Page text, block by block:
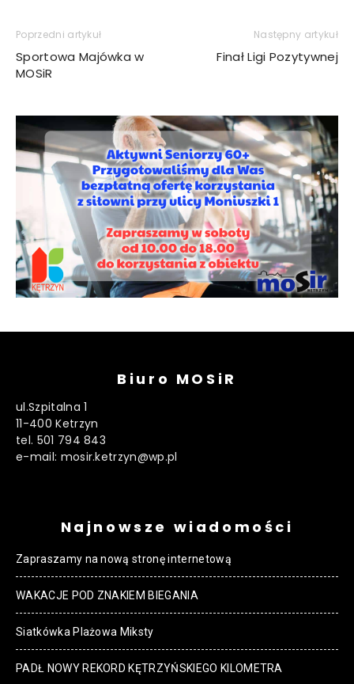
Poprzedni artykuł
Sportowa Majówka w
MOSiR
Następny artykuł
Finał Ligi Pozytywnej
Biuro MOSiR
ul.Szpitalna 1
11-400 Ketrzyn
tel. 501 794 843
e-mail: mosir.ketrzyn@wp.pl
Najnowsze wiadomości
Zapraszamy na nową stronę internetową
WAKACJE POD ZNAKIEM BIEGANIA
Siatkówka Plażowa Miksty
PADŁ NOWY REKORD KĘTRZYŃSKIEGO KILOMETRA